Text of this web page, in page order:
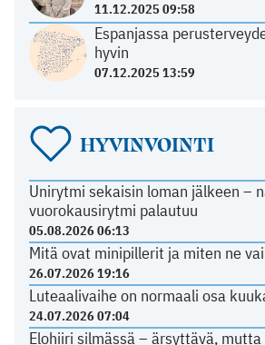
11.12.2025 09:58
Espanjassa
hyvin
07.12.2025 13:59
HYVINVOINTI
Unirytmi sekaisin loman jälkeen –
vuorokausirytmi palautuu
05.08.2026 06:13
Mitä ovat minipillerit ja miten ne
26.07.2026 19:16
Luteaalivaihe on normaali osa
24.07.2026 07:04
Elohiiri silmässä – ärsyttävä, mutta